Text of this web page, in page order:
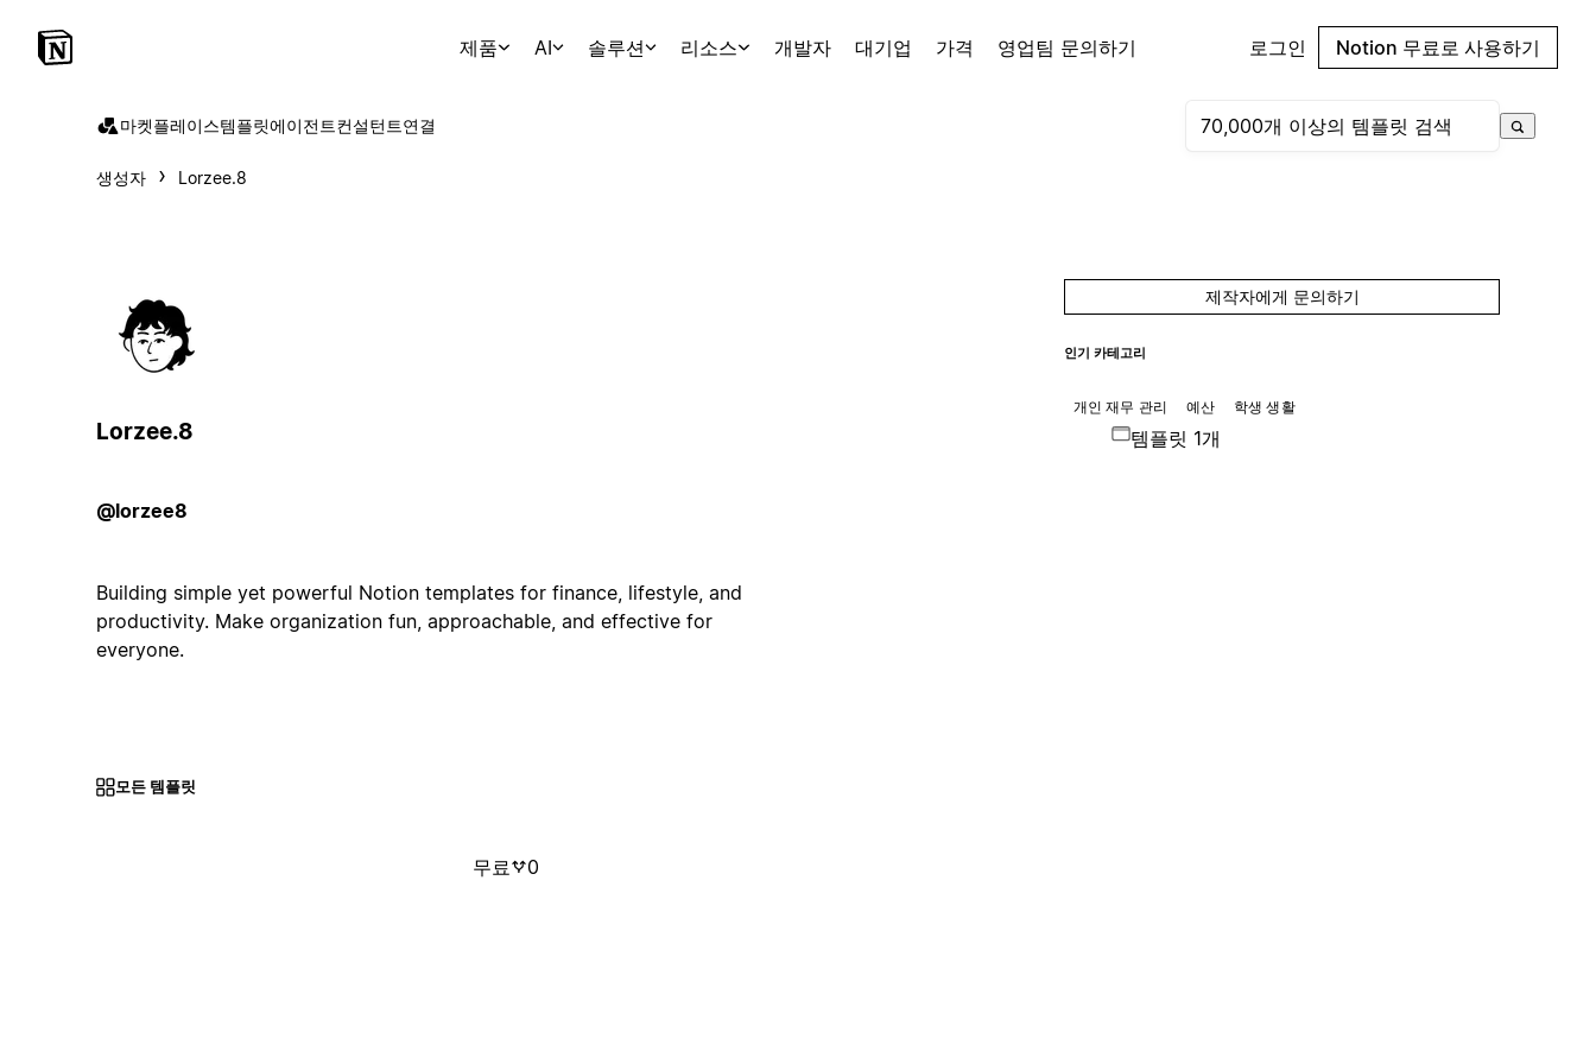
제품 AI 솔루션 리소스 개발자 대기업 가격 영업팀 문의하기 로그인 Notion 무료로 사용하기
마켓플레이스템플릿에이전트컨설턴트연결
생성자 Lorzee.8
Lorzee.8
@lorzee8
Building simple yet powerful Notion templates for finance, lifestyle, and
productivity. Make organization fun, approachable, and effective for
everyone.
제작자에게 문의하기
인기 카테고리
개인 재무 관리 예산 학생 생활
템플릿 1개
모든 템플릿
무료 0